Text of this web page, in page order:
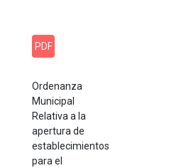
PDF
Ordenanza
Municipal
Relativa a la
apertura de
establecimientos
para el